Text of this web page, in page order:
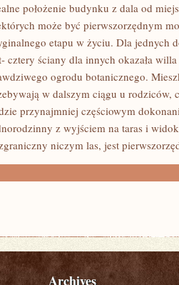
położenie budynku z dala od
może być pierwszorzędnym
etapu w życiu. Dla jednych
cztery ściany dla innych okazała
ogrodu botanicznego.
w dalszym ciągu u rodziców,
przynajmniej częściowym
z wyjściem na taras i
niczym las, jest
Archives